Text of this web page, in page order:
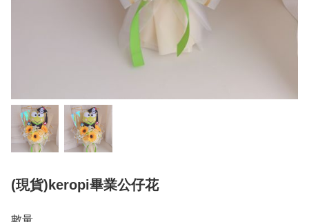
(現貨)keropi畢業公仔花